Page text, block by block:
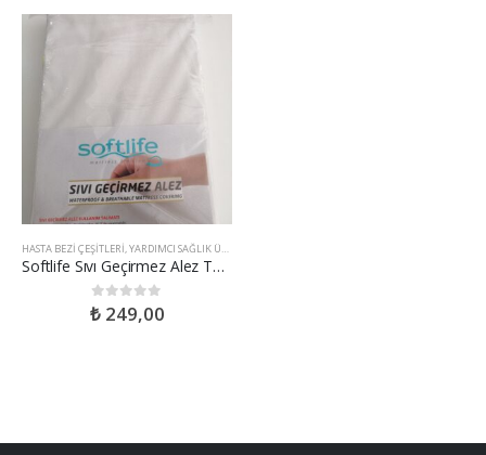
HASTA BEZI ÇEŞITLERI,YARDIMCI SAĞLIK ÜRÜNLERI
Softlife Sıvı Geçirmez Alez Tek Kişilik
0 out of 5
₺249,00